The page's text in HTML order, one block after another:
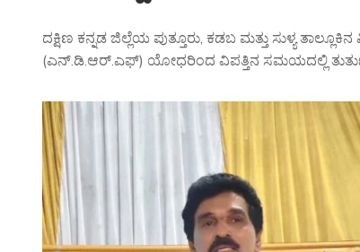
ದಕ್ಷಿಣ ಕನ್ನಡ ಜಿಲ್ಲೆಯ ಪುತ್ತೂರು, ಕಡಬ ಮತ್ತು ಸುಳ್ಯ
(ಎನ್.ಡಿ.ಆರ್.ಎಫ್) ಯೋಧರಿಂದ ವಿಪತ್ತಿನ ಸಮಯದಲ್ಲಿ